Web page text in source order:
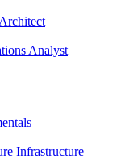
Analyst
Infrastructure